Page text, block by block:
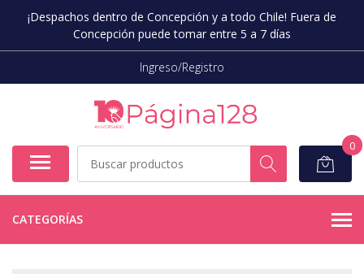
¡Despachos dentro de Concepción y a todo Chile! Fuera de
Concepción puede tomar entre 5 a 7 días
Ingreso/Registro
0
CATEGORÍAS